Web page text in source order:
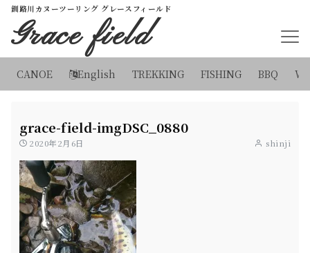
釧路川カヌーツーリング グレースフィールド
Grace field
CANOE English TREKKING FISHING BBQ
grace-field-imgDSC_0880
2020年2月6日 shinji